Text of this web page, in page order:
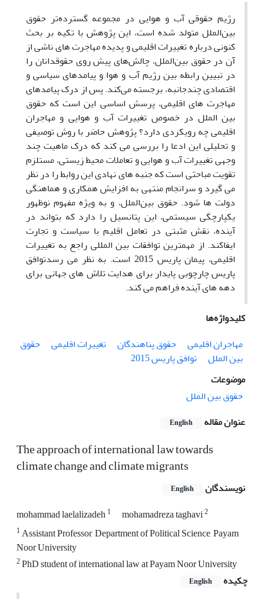
رژیم حقوقی آب و هوایی در مجموعه گسترده‌تر حقوق
بین‌الملل متولد شده است، این پژوهش با تکیه بر بحث
کنونی درباره تغییرات اقلیمی و پدیده مهاجرت های ناشی از
آن در حقوق بین‌الملل، چالش‌های پیش روی حقوقدانان را
در تبیین رابطه بین رژیم آب و هوا و پیامدهای سیاسی و
اقتصادی چندجانبه، برجسته می‌کند. پس از درک پیامدهای
مهاجرت های اقلیمی، پرسش اساسی این است که حقوق
بین الملل در خصوص تغییرات آب و هوایی و مهاجران
اقلیمی چه رویکردی دارد؟ پژوهش حاضر با روش توصیفی
و تحلیلی این ادعا را بررسی می کند که درک ماهیت چند
وجهی تغییرات آب و هوایی و تعاملات محیط زیستی، مستلزم
تقویت مباحثی است که جنبه های نهادی این روابط را در نظر
می گیرد و سرانجام منتهی به افزایش همکاری و هماهنگی
دولت ها شود. حقوق بین‌الملل، و به ویژه مفهوم نوظهور
یکپارچگی سیستمی، این پتانسیل را دارد که بتواند در
آینده، نقش مثبتی در تعامل اقلیم با سیاست و تجارت
ایفاکند. از مهمترین توافقات بین المللی راجع به تغییرات
اقلیمی، پیمان پاریس 2015 است. به نظر می رسدتوافق
پاریس چارچوبی پایدار برای هدایت تلاش های جهانی برای
دهه های آینده فراهم می کند.
کلیدواژه‌ها
مهاجران اقلیمی
حقوق پناهندگان تغییرات اقلیمی
حقوق
بین الملل
توافق پاریس 2015
موضوعات
حقوق بین الملل
عنوان مقاله
English
The approach of international law towards
climate change and climate migrants
نویسندگان English
mohammad laelalizadeh1 mohamadreza taghavi2
1Assistant Professor, Department of Political Science, Payam
Noor University
2PhD student of international law at Payam Noor University
چکیده
English